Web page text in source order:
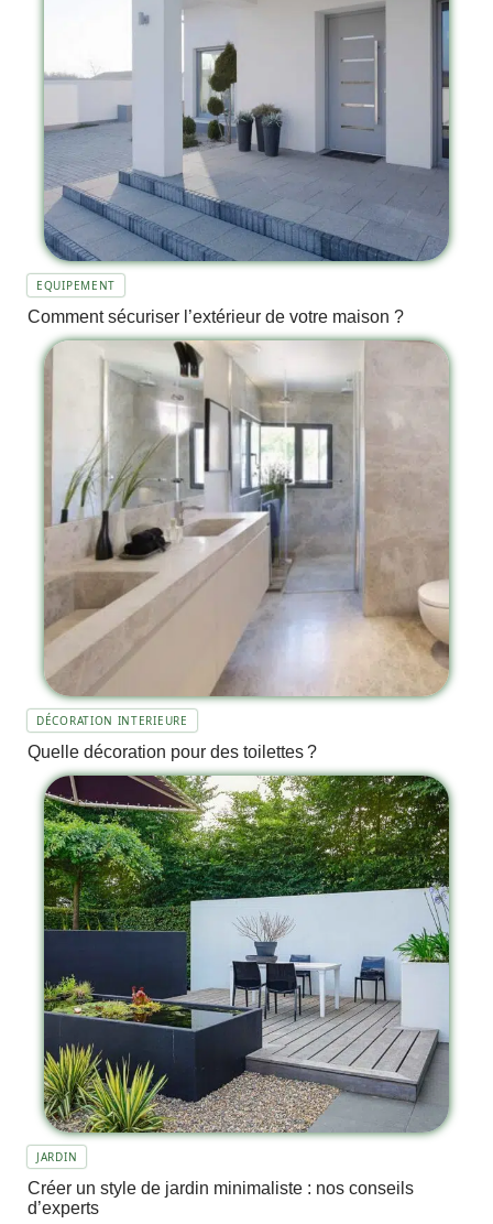
EQUIPEMENT
Comment sécuriser l’extérieur de votre maison ?
DÉCORATION INTERIEURE
Quelle décoration pour des toilettes ?
JARDIN
Créer un style de jardin minimaliste : nos conseils
d’experts